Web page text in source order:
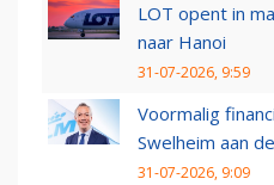
LOT opent in
naar Hanoi
31-07-2026, 9:59
Voormalig
Swelheim aan
31-07-2026, 9:09